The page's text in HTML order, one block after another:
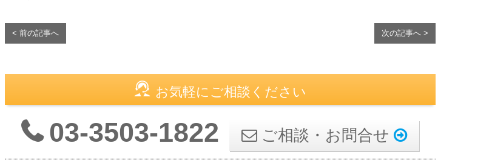
< 前の記事へ 次の記事へ >
お気軽にご相談ください
03-3503-1822 ご相談・お問合せ